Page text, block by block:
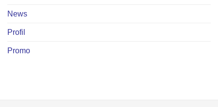
News
Profil
Promo